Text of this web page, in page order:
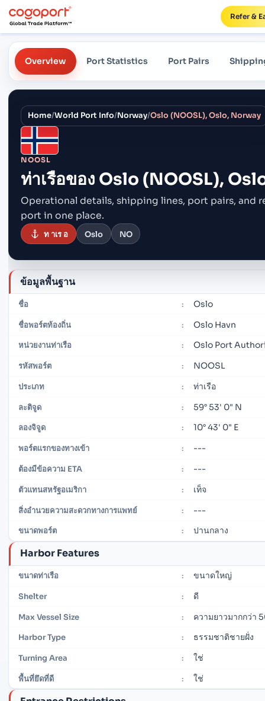
Refer &
Overview Port Statistics Port Pairs
Home/World Port Info/Norway/Oslo (NOOSL), Oslo, Norway
NOOSL
ท่าเรือของ Oslo (NOOSL),
Operational details, shipping lines, port pairs, and
port in one place.
ท าเร อ Oslo NO
ข้อมูลพื้นฐาน
ชื่อ : Oslo
ชื่อพอร์ตท้องถิ่น : Oslo Havn
หน่วยงานท่าเรือ : Oslo Port
รหัสพอร์ต : NOOSL
ประเภท : ท่าเรือ
ละติจูด : 59° 53' 0" N
ลองจิจูด : 10° 43' 0" E
พอร์ตแรกของทางเข้า : ---
ต้องมีข้อความ ETA : ---
ตัวแทนสหรัฐอเมริกา : เท็จ
สิ่งอำนวยความสะดวกทางการแพทย์ : ---
ขนาดพอร์ต : ปานกลาง
Harbor Features
ขนาดท่าเรือ : ขนาดใหญ่
Shelter : ดี
Max Vessel Size : ความยาวมากกว่า
Harbor Type : ธรรมชาติชายฝั่ง
Turning Area : ใช่
พื้นที่ยึดที่ดี : ใช่